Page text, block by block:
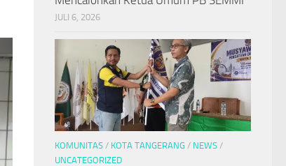
JULI 6, 2026
KOMUNITAS / KOTA TANGERANG / NEWS /
UNCATEGORIZED